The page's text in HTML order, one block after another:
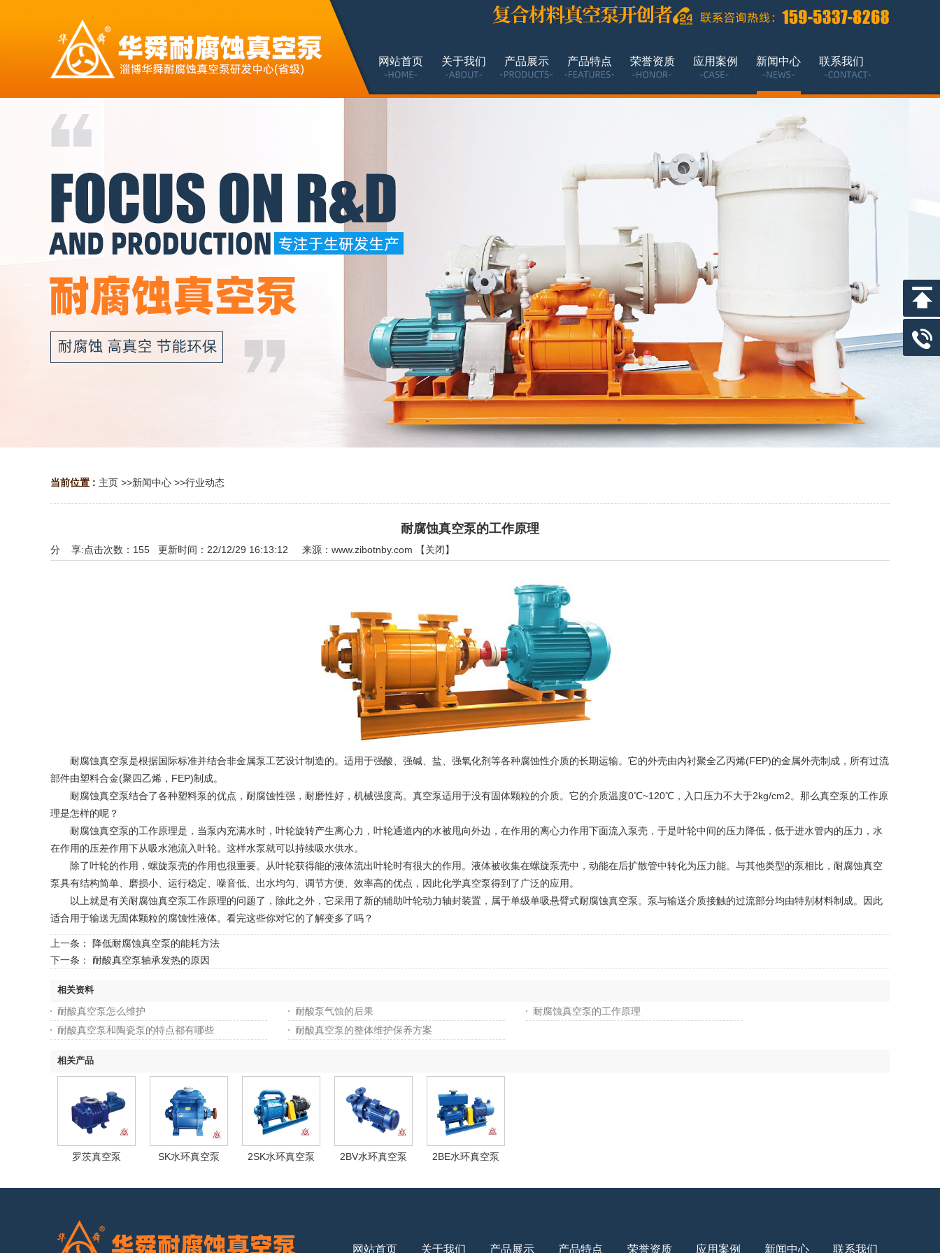
网站首页 关于我们 产品展示 产品特点 荣誉资质 应用案例 新闻中心 联系我们
当前位置 : 主页 >>新闻中心 >>行业动态
耐腐蚀真空泵的工作原理
点击次数： 155 更新时间：22/12/29 16:13:12 来源： www.zibotnby.com 【关闭】
分 享:
耐腐蚀真空泵是根据国际标准并结合非金属泵工艺设计制造的。适用于强酸、强碱、盐、强氧化剂等各种腐蚀性介质的长期运输。它的外壳由内衬聚全乙丙烯(FEP)的金属外壳制成，所有过流
部件由塑料合金(聚四乙烯，FEP)制成。
耐腐蚀真空泵结合了各种塑料泵的优点，耐腐蚀性强，耐磨性好，机械强度高。真空泵适用于没有固体颗粒的介质。它的介质温度0℃~120℃，入口压力不大于2kg/cm2。那么真空泵的工作原
理是怎样的呢？
耐腐蚀真空泵的工作原理是，当泵内充满水时，叶轮旋转产生离心力，叶轮通道内的水被甩向外边，在作用的离心力作用下面流入泵壳，于是叶轮中间的压力降低，低于进水管内的压力，水
在作用的压差作用下从吸水池流入叶轮。这样水泵就可以持续吸水供水。
除了叶轮的作用，螺旋泵壳的作用也很重要。从叶轮获得能的液体流出叶轮时有很大的作用。液体被收集在螺旋泵壳中，动能在后扩散管中转化为压力能。与其他类型的泵相比，耐腐蚀真空
泵具有结构简单、磨损小、运行稳定、噪音低、出水均匀、调节方便、效率高的优点，因此化学真空泵得到了广泛的应用。
以上就是有关耐腐蚀真空泵工作原理的问题了，除此之外，它采用了新的辅助叶轮动力轴封装置，属于单级单吸悬臂式耐腐蚀真空泵。泵与输送介质接触的过流部分均由特别材料制成。因此
适合用于输送无固体颗粒的腐蚀性液体。看完这些你对它的了解变多了吗？
上一条：
降低耐腐蚀真空泵的能耗方法
下一条： 耐酸真空泵轴承发热的原因
相关资料
耐酸真空泵怎么维护 耐酸泵气蚀的后果
耐腐蚀真空泵的工作原理
耐酸真空泵和陶瓷泵的特点都有哪些
耐酸真空泵的整体维护保养方案
相关产品
罗茨真空泵 SK水环真空泵 2SK水环真空泵 2BV水环真空泵 2BE水环真空泵
网站首页 关于我们 产品展示 产品特点 荣誉资质 应用案例 新闻中心 联系我们